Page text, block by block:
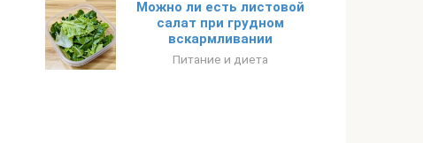
Можно ли есть листовой
салат при грудном
вскармливании
Питание и диета